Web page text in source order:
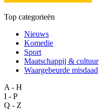
Top categorieën
Nieuws
Komedie
Sport
Maatschappij & cultuur
Waargebeurde misdaad
A - H
I - P
Q - Z